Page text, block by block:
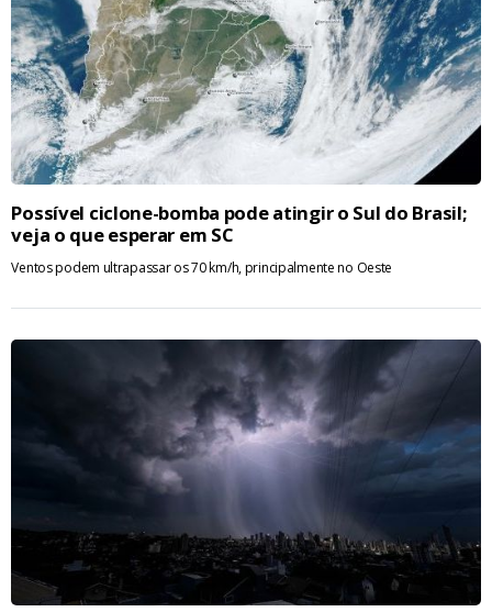
Possível ciclone-bomba pode atingir o Sul do Brasil;
veja o que esperar em SC
Ventos podem ultrapassar os 70 km/h, principalmente no Oeste